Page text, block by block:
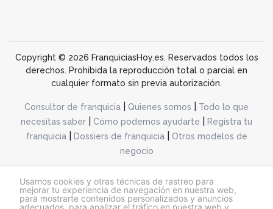
Usamos cookies y otras técnicas de rastreo para
mejorar tu experiencia de navegación en nuestra web,
para mostrarte contenidos personalizados y anuncios
adecuados, para analizar el tráfico en nuestra web y
Copyright © 2026 FranquiciasHoy.es. Reservados todos los
derechos. Prohibida la reproducción total o parcial en
cualquier formato sin previa autorización.
Consultor de franquicia Quienes somos
Todo lo que
necesitas saber
Cómo podemos ayudarte
Registra tu
franquicia| Dossiers de franquicia|
Otros modelos de
negocio
@franquiciashoy.es |Aviso legal| Política de cookies|Política de privacidad